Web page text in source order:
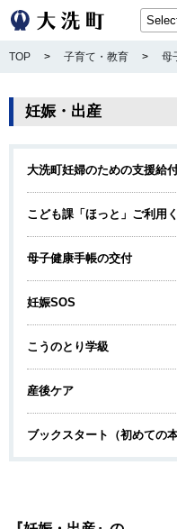
TOP > 子育て・教育 > 母
妊娠・出産
大洗町妊婦のための支援給
こども課「ほっと」ご利用
母子健康手帳の交付
妊娠SOS
こうのとり学級
産後ケア
ブックスタート（初めての